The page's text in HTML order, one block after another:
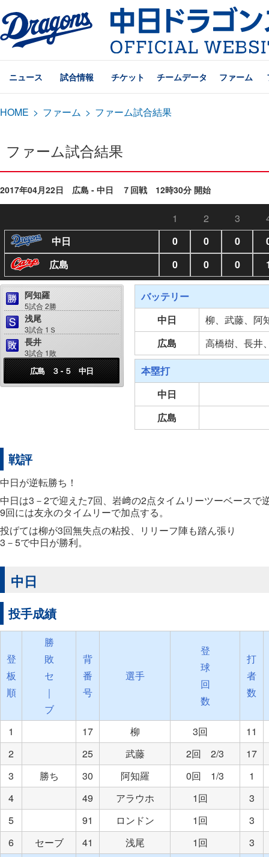
ニュース 試合情報 チケット チームデータ ファーム
HOME > ファーム > ファーム試合結果
ファーム試合結果
2017年04月22日 広島 - 中日 ７回戦 12時30分 開始
1 2 3
中日
0 0 0
広島
0 0 0
阿知羅
5試合 2勝
浅尾
3試合 1Ｓ
長井
3試合 1敗
広島 ３ - ５ 中日
バッテリー
中日
柳、武藤、阿
広島
高橋樹、長井
本塁打
中日
広島
戦評
中日が逆転勝ち！
中日は3－2で迎えた7回、岩﨑の2点タイムリーツーベースで
9回には友永のタイムリーで加点する。
投げては柳が3回無失点の粘投、リリーフ陣も踏ん張り
3－5で中日が勝利。
中日
投手成績
登
板
順
勝
敗
セ
｜
ブ
背
番
号
選手
登
球
回
数
打
者
数
1 17 柳 3回
11
2
25 武藤 2回 2/3
17
3
勝ち 30 阿知羅 0回 1/3
1
4
49 アラウホ 1回
3
5
91 ロンドン 1回
3
6
セーブ 41 浅尾 1回 3